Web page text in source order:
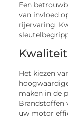
Een
van invloed
rijervaring.
Het kiezen
maken in de
Brandstoffen
uw motor